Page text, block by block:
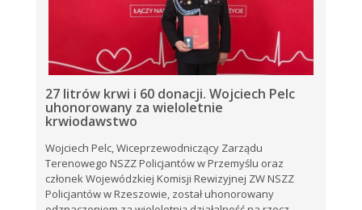
27 litrów krwi i 60 donacji. Wojciech Pelc
uhonorowany za wieloletnie
krwiodawstwo
Wojciech Pelc, Wiceprzewodniczący Zarządu
Terenowego NSZZ Policjantów w Przemyślu oraz
członek Wojewódzkiej Komisji Rewizyjnej ZW NSZZ
Policjantów w Rzeszowie, został uhonorowany